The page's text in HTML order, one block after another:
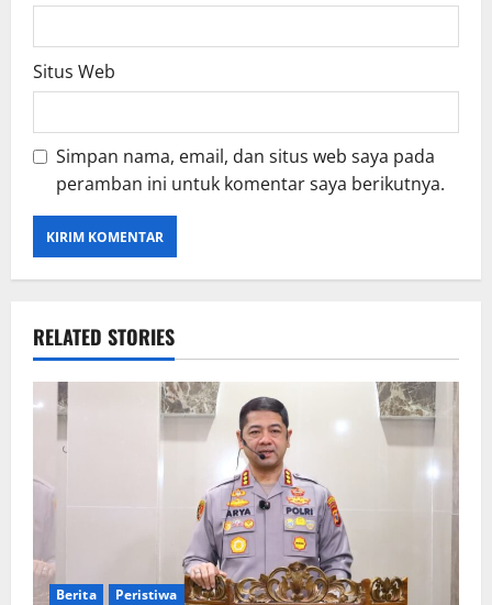
Situs Web
Simpan nama, email, dan situs web saya pada
peramban ini untuk komentar saya berikutnya.
RELATED STORIES
Berita Peristiwa